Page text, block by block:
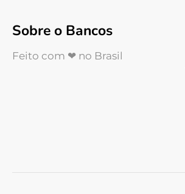
Sobre o Bancos
Feito com ❤ no Brasil